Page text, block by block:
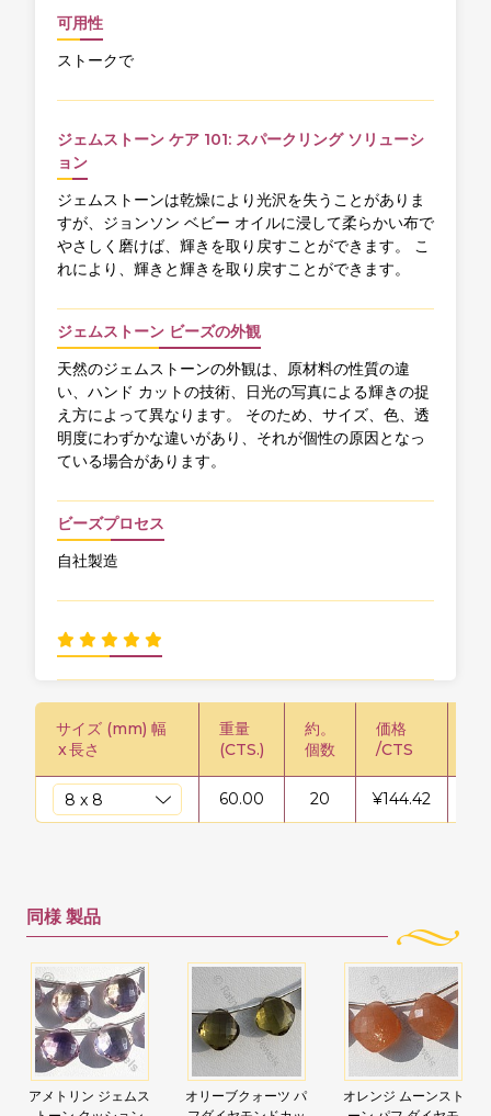
可用性
ストークで
ジェムストーン ケア 101: スパークリング ソリューシ
ョン
ジェムストーンは乾燥により光沢を失うことがありま
すが、ジョンソン ベビー オイルに浸して柔らかい布で
やさしく磨けば、輝きを取り戻すことができます。 こ
れにより、輝きと輝きを取り戻すことができます。
ジェムストーン ビーズの外観
天然のジェムストーンの外観は、原材料の性質の違
い、ハンド カットの技術、日光の写真による輝きの捉
え方によって異なります。 そのため、サイズ、色、透
明度にわずかな違いがあり、それが個性の原因となっ
ている場合があります。
ビーズプロセス
自社製造
サイズ (mm) 幅
x長さ
重量
(CTS.)
約。
個数
価格
/CTS
60.00 20 ¥144.42
同様 製品
アメトリン ジェムス
オリーブクォーツ パ
オレンジ ムーンスト